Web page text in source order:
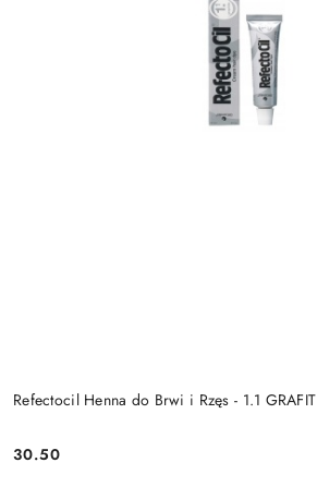
Refectocil Henna do Brwi i Rzęs - 1.1 GRAFIT
Cena:
30.50